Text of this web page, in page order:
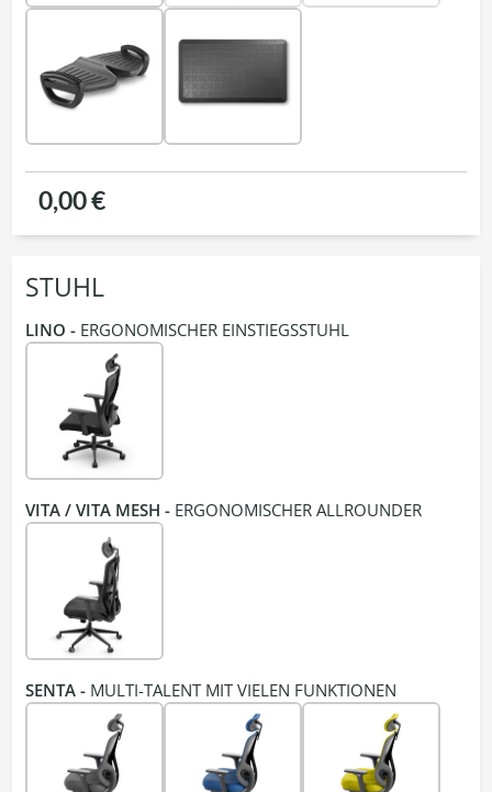
0,00 €
STUHL
LINO - ERGONOMISCHER EINSTIEGSSTUHL
VITA / VITA MESH - ERGONOMISCHER ALLROUNDER
SENTA - MULTI-TALENT MIT VIELEN FUNKTIONEN